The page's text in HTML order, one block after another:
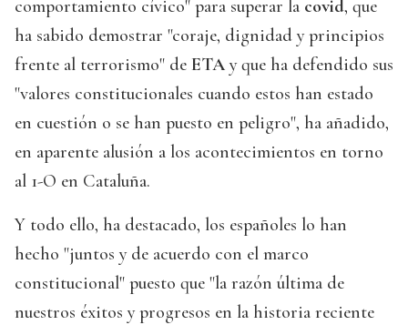
comportamiento cívico" para superar la covid, que
ha sabido demostrar "coraje, dignidad y principios
frente al terrorismo" de ETA y que ha defendido sus
"valores constitucionales cuando estos han estado
en cuestión o se han puesto en peligro", ha añadido,
en aparente alusión a los acontecimientos en torno
al 1-O en Cataluña.
Y todo ello, ha destacado, los españoles lo han
hecho "juntos y de acuerdo con el marco
constitucional" puesto que "la razón última de
nuestros éxitos y progresos en la historia reciente